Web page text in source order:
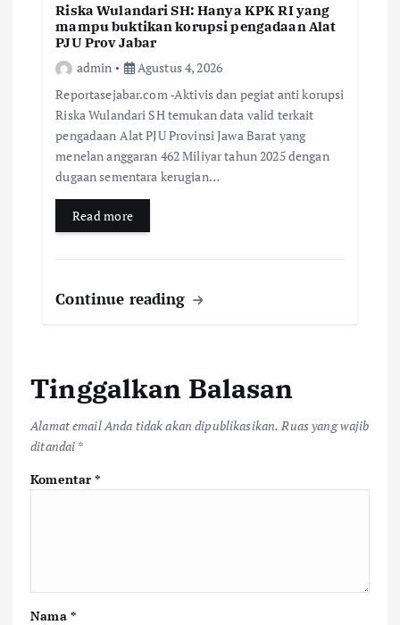
Riska Wulandari SH: Hanya KPK RI yang
mampu buktikan korupsi pengadaan Alat
PJU Prov Jabar
admin
Agustus 4, 2026
Reportasejabar.com -Aktivis dan pegiat anti korupsi
Riska Wulandari SH temukan data valid terkait
pengadaan Alat PJU Provinsi Jawa Barat yang
menelan anggaran 462 Miliyar tahun 2025 dengan
dugaan sementara kerugian…
Read more
Continue reading
Tinggalkan Balasan
Alamat email Anda tidak akan dipublikasikan. Ruas yang wajib
ditandai *
Komentar*
Nama *